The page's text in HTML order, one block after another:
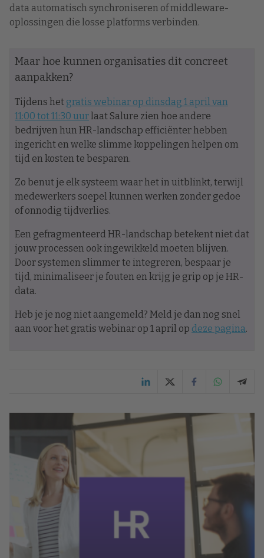
data automatisch synchroniseren of middleware-
oplossingen die losse platforms verbinden.
Maar hoe kunnen organisaties dit concreet
aanpakken?
Tijdens het gratis webinar op dinsdag 1 april van
11:00 tot 11:30 uurlaat Salure zien hoe andere
bedrijven hun HR-landschap efficiënter hebben
ingericht en welke slimme koppelingen helpen om
tijd en kosten te besparen.
Zo benut je elk systeem waar het in uitblinkt, terwijl
medewerkers soepel kunnen werken zonder gedoe
of onnodig tijdverlies.
Een gefragmenteerd HR-landschap betekent niet dat
jouw processen ook ingewikkeld moeten blijven.
Door systemen slimmer te integreren, bespaar je
tijd, minimaliseer je fouten en krijg je grip op je HR-
data.
Heb je je nog niet aangemeld? Meld je dan nog snel
aan voor het gratis webinar op 1 april op deze pagina.